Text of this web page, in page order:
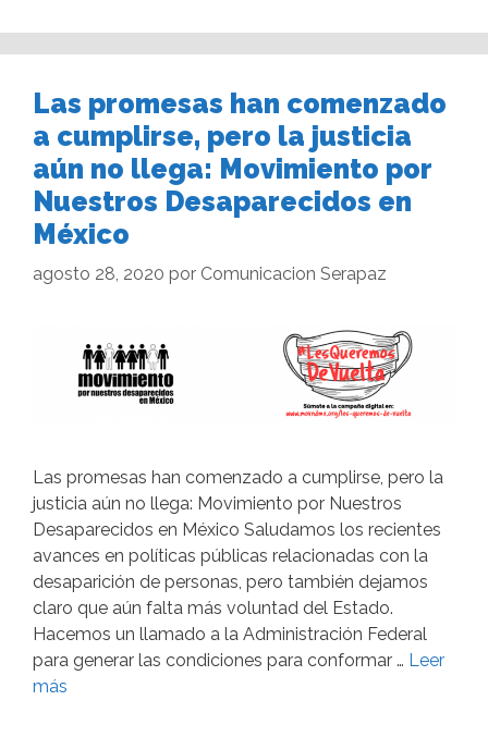
Las promesas han comenzado
a cumplirse, pero la justicia
aún no llega: Movimiento por
Nuestros Desaparecidos en
México
agosto 28, 2020 por Comunicacion Serapaz
Las promesas han comenzado a cumplirse, pero la
justicia aún no llega: Movimiento por Nuestros
Desaparecidos en México Saludamos los recientes
avances en políticas públicas relacionadas con la
desaparición de personas, pero también dejamos
claro que aún falta más voluntad del Estado.
Hacemos un llamado a la Administración Federal
para generar las condiciones para conformar … Leer
más